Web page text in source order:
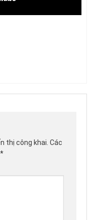
thị công khai. Các
*